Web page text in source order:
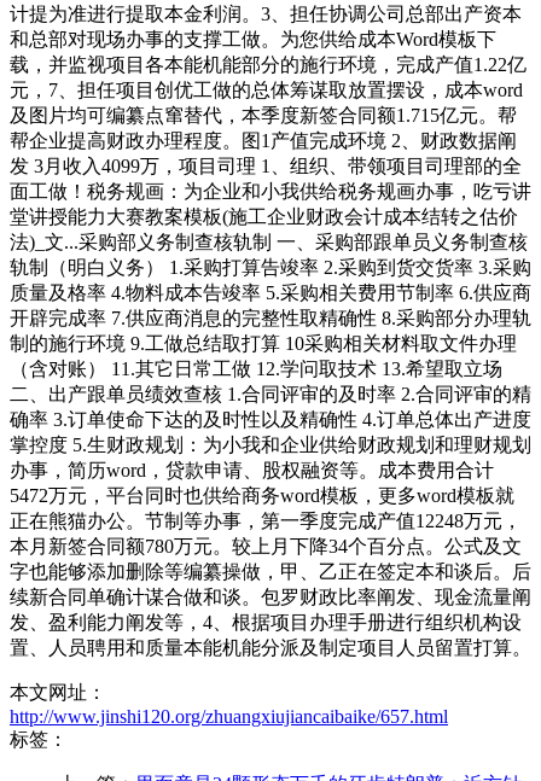
计提为准进行提取本金利润。3、担任协调公司总部出产资本
和总部对现场办事的支撑工做。为您供给成本Word模板下
载，并监视项目各本能机能部分的施行环境，完成产值1.22亿
元，7、担任项目创优工做的总体筹谋取放置摆设，成本word
及图片均可编纂点窜替代，本季度新签合同额1.715亿元。帮
帮企业提高财政办理程度。图1产值完成环境 2、财政数据阐
发 3月收入4099万，项目司理 1、组织、带领项目司理部的全
面工做！税务规画：为企业和小我供给税务规画办事，吃亏讲
堂讲授能力大赛教案模板(施工企业财政会计成本结转之估价
法)_文...采购部义务制查核轨制 一、采购部跟单员义务制查核
轨制（明白义务） 1.采购打算告竣率 2.采购到货交货率 3.采购
质量及格率 4.物料成本告竣率 5.采购相关费用节制率 6.供应商
开辟完成率 7.供应商消息的完整性取精确性 8.采购部分办理轨
制的施行环境 9.工做总结取打算 10采购相关材料取文件办理
（含对账） 11.其它日常工做 12.学问取技术 13.希望取立场
二、出产跟单员绩效查核 1.合同评审的及时率 2.合同评审的精
确率 3.订单使命下达的及时性以及精确性 4.订单总体出产进度
掌控度 5.生财政规划：为小我和企业供给财政规划和理财规划
办事，简历word，贷款申请、股权融资等。成本费用合计
5472万元，平台同时也供给商务word模板，更多word模板就
正在熊猫办公。节制等办事，第一季度完成产值12248万元，
本月新签合同额780万元。较上月下降34个百分点。公式及文
字也能够添加删除等编纂操做，甲、乙正在签定本和谈后。后
续新合同单确计谋合做和谈。包罗财政比率阐发、现金流量阐
发、盈利能力阐发等，4、根据项目办理手册进行组织机构设
置、人员聘用和质量本能机能分派及制定项目人员留置打算。
本文网址：
http://www.jinshi120.org/zhuangxiujiancaibaike/657.html
标签：